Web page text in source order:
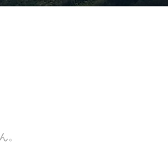
。